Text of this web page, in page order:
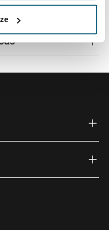
(external link)
(external link)
Youtube (external